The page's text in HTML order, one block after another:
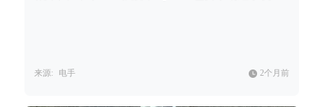
来源: 电手 2个月前